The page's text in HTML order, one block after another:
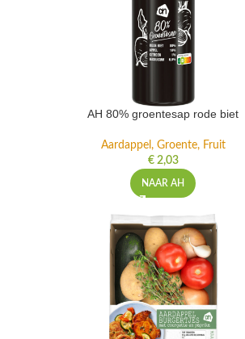
AH 80% groentesap rode biet
Aardappel, Groente, Fruit
€2,03
NAAR AH